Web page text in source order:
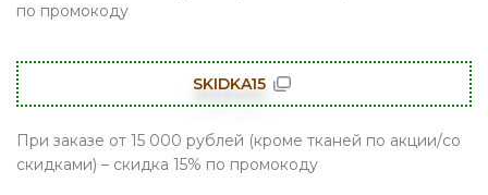
по промокоду
SKIDKA15
При заказе от 15 000 рублей (кроме тканей по акции/со
скидками) – скидка 15% по промокоду